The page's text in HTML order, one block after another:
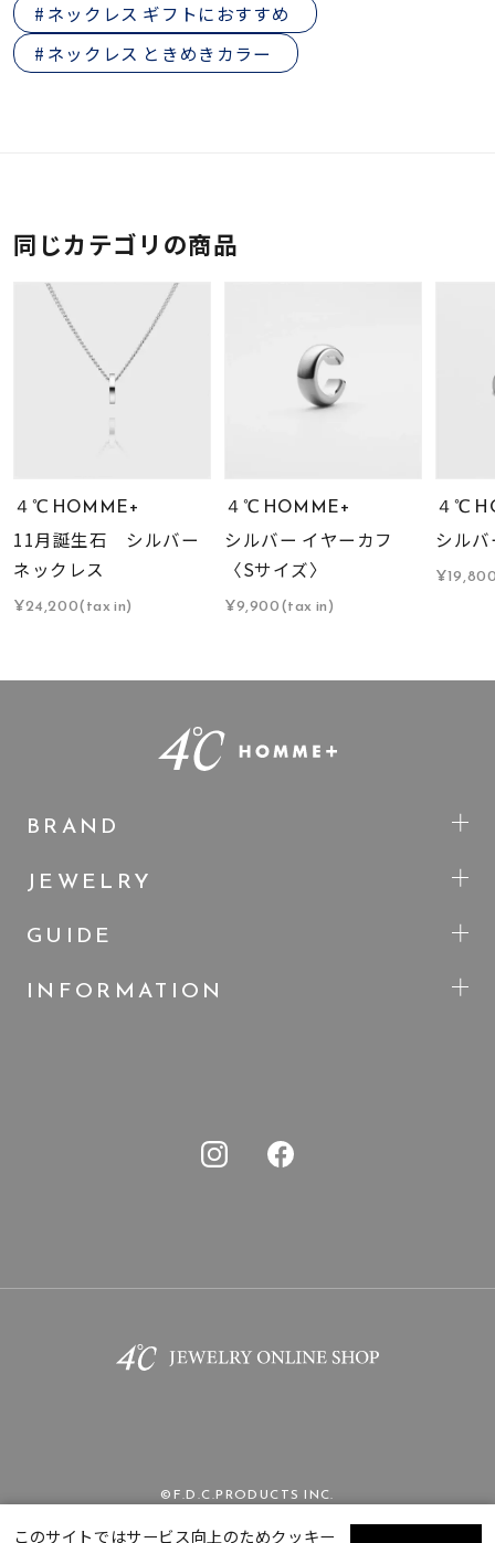
ネックレス ギフトにおすすめ
ネックレス ときめきカラー
同じカテゴリの商品
４℃ HOMME+
11月誕生石 シルバー
ネックレス
¥24,200(tax in)
４℃ HOMME+
シルバー イヤーカフ
〈Sサイズ〉
¥9,900(tax in)
４℃
シル
BRAND
JEWELRY
GUIDE
INFORMATION
©F.D.C.PRODUCTS INC.
このサイトではサービス向上のためクッキー